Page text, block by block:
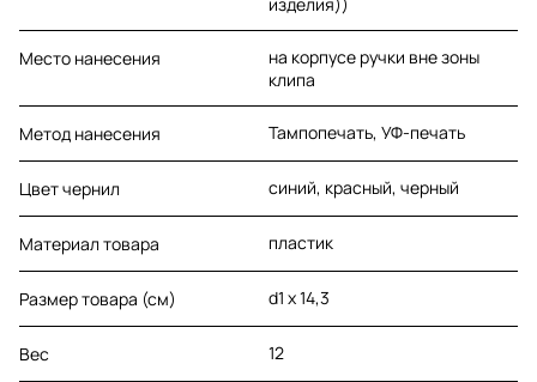
Место нанесения
на корпусе ручки вне зоны
клипа
Метод нанесения Тампопечать, УФ-печать
Цвет чернил синий, красный, черный
Материал товара пластик
Размер товара (см) d1 х 14,3
Вес 12